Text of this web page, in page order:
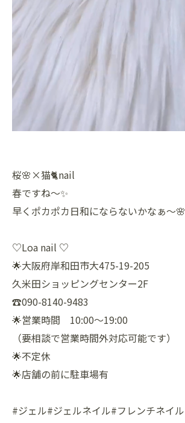
桜🌸×猫🐈nail
春ですね〜✨
早くポカポカ日和にならないかなぁ〜🌸
♡Loa nail ♡
🌟大阪府岸和田市大475-19-205
久米田ショッピングセンター2F
☎️090-8140-9483
🌟営業時間 10:00〜19:00
（要相談で営業時間外対応可能です）
🌟不定休
🌟店舗の前に駐車場有
#ジェル#ジェルネイル#フレンチネイル